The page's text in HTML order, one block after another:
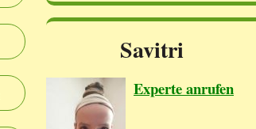
Savitri
Experte anrufen